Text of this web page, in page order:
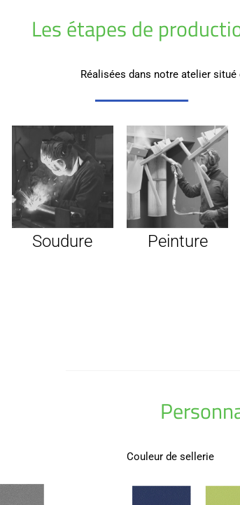
Les étapes de
Réalisées dans notre atelier situé
Soudure Peinture
Couleur de sellerie